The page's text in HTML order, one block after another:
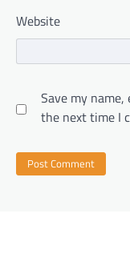
Website
Save my
the next time I